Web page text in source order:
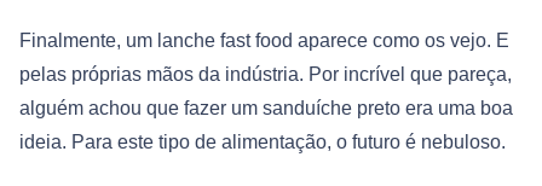
Finalmente, um lanche fast food aparece como os vejo. E
pelas próprias mãos da indústria. Por incrível que pareça,
alguém achou que fazer um sanduíche preto era uma boa
ideia. Para este tipo de alimentação, o futuro é nebuloso.